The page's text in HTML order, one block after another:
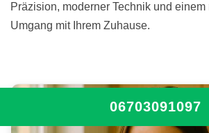
Präzision, moderner Technik und
Umgang mit Ihrem Zuhause.
06703091097